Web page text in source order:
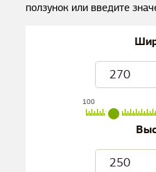
ползунок или введите
100